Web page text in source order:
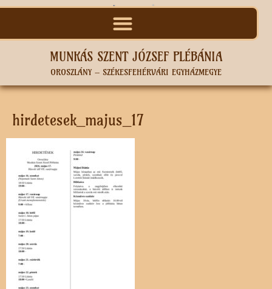
MUNKÁS SZENT JÓZSEF PLÉBÁNIA
OROSZLÁNY – SZÉKESFEHÉRVÁRI EGYHÁZMEGYE
hirdetesek_majus_17